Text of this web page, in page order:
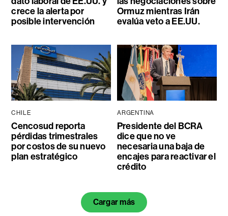
crece la alerta por
posible intervención
Ormuz mientras Irán
evalúa veto a EE.UU.
CHILE
Cencosud reporta
pérdidas trimestrales
por costos de su nuevo
plan estratégico
ARGENTINA
Presidente del BCRA
dice que no ve
necesaria una baja de
encajes para reactivar el
crédito
Cargar más